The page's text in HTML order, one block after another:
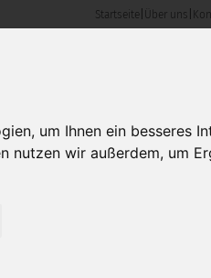
um Ihnen ein besseres
nutzen wir außerdem, um
Startseite Über uns